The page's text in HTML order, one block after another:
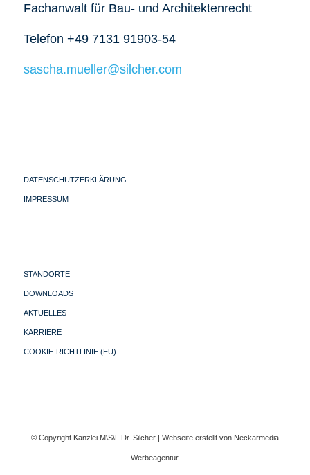
Fachanwalt für Bau- und Architektenrecht
Telefon +49 7131 91903-54
sascha.mueller@silcher.com
DATENSCHUTZERKLÄRUNG
IMPRESSUM
STANDORTE
DOWNLOADS
AKTUELLES
KARRIERE
COOKIE-RICHTLINIE (EU)
© Copyright Kanzlei M\S\L Dr. Silcher | Webseite erstellt von Neckarmedia
Werbeagentur